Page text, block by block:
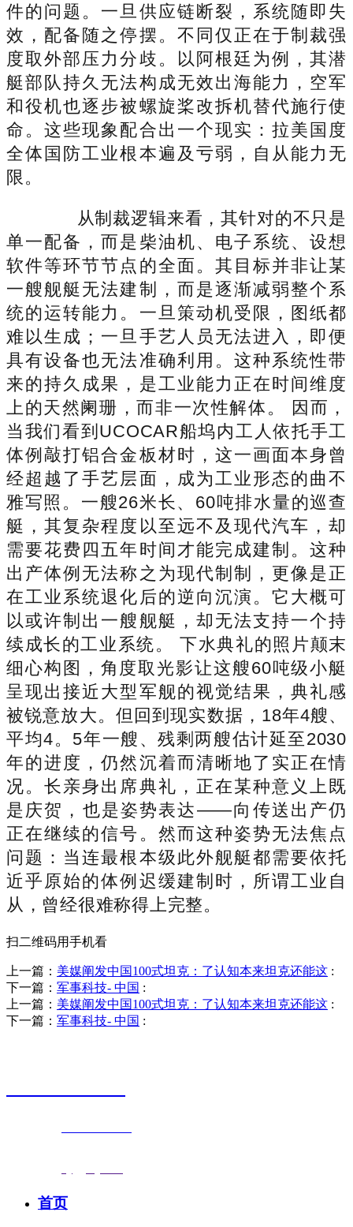
件的问题。一旦供应链断裂，系统随即失
效，配备随之停摆。不同仅正在于制裁强
度取外部压力分歧。以阿根廷为例，其潜
艇部队持久无法构成无效出海能力，空军
和役机也逐步被螺旋桨改拆机替代施行使
命。这些现象配合出一个现实：拉美国度
全体国防工业根本遍及亏弱，自从能力无
限。
从制裁逻辑来看，其针对的不只是
单一配备，而是柴油机、电子系统、设想
软件等环节节点的全面。其目标并非让某
一艘舰艇无法建制，而是逐渐减弱整个系
统的运转能力。一旦策动机受限，图纸都
难以生成；一旦手艺人员无法进入，即便
具有设备也无法准确利用。这种系统性带
来的持久成果，是工业能力正在时间维度
上的天然阑珊，而非一次性解体。 因而，
当我们看到UCOCAR船坞内工人依托手工
体例敲打铝合金板材时，这一画面本身曾
经超越了手艺层面，成为工业形态的曲不
雅写照。一艘26米长、60吨排水量的巡查
艇，其复杂程度以至远不及现代汽车，却
需要花费四五年时间才能完成建制。这种
出产体例无法称之为现代制制，更像是正
在工业系统退化后的逆向沉演。它大概可
以或许制出一艘舰艇，却无法支持一个持
续成长的工业系统。 下水典礼的照片颠末
细心构图，角度取光影让这艘60吨级小艇
呈现出接近大型军舰的视觉结果，典礼感
被锐意放大。但回到现实数据，18年4艘、
平均4。5年一艘、残剩两艘估计延至2030
年的进度，仍然沉着而清晰地了实正在情
况。长亲身出席典礼，正在某种意义上既
是庆贺，也是姿势表达——向传送出产仍
正在继续的信号。然而这种姿势无法焦点
问题：当连最根本级此外舰艇都需要依托
近乎原始的体例迟缓建制时，所谓工业自
从，曾经很难称得上完整。
扫二维码用手机看
上一篇： 美媒阐发中国100式坦克：了认知本来坦克还能这 :
下一篇： 军事科技- 中国 :
上一篇： 美媒阐发中国100式坦克：了认知本来坦克还能这 :
下一篇： 军事科技- 中国 :
首页